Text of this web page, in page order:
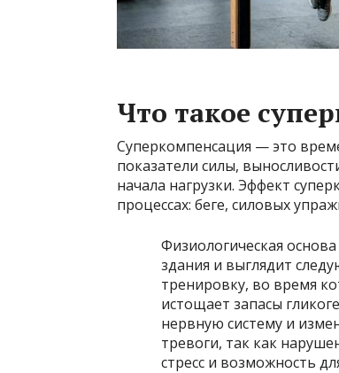
Что такое
Суперкомпенсация — это
показатели силы,
начала нагрузки. Эффект
процессах: беге, силовых
Физиологическая
здания и выглядит
тренировку, во время
истощает запасы
нервную систему и
тревоги, так как
стресс и возможность